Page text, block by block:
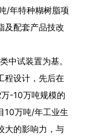
/年特种糊树脂项
及配套产品技改
装置为基。
设计，先后在
万-10万吨规模的
10万吨/年工业生
的影响力，与